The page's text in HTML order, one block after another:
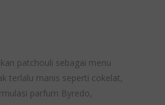
patchouli sebagai menu
terlalu manis seperti cokelat,
parfum Byredo,